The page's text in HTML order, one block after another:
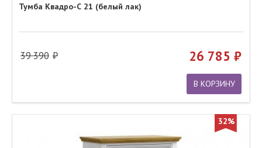
Тумба Квадро-С 21 (белый лак)
39 390 26 785
В КОРЗИНУ
32%